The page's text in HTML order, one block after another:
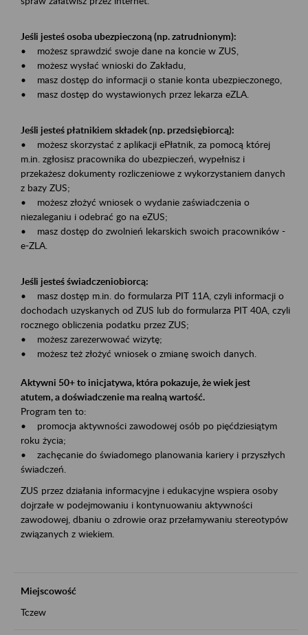
Jeśli jesteś osoba ubezpieczoną (np. zatrudnionym):
• możesz sprawdzić swoje dane na koncie w ZUS,
• możesz wysłać wnioski do Zakładu,
• masz dostęp do informacji o stanie konta ubezpieczonego,
• masz dostęp do wystawionych przez lekarza eZLA.
Jeśli jesteś płatnikiem składek (np. przedsiębiorcą):
• możesz skorzystać z aplikacji ePłatnik, za pomocą której
m.in. zgłosisz pracownika do ubezpieczeń, wypełnisz i
przekażesz dokumenty rozliczeniowe z wykorzystaniem danych
z bazy ZUS;
• możesz złożyć wniosek o wydanie zaświadczenia o
niezaleganiu i odebrać go na eZUS;
• masz dostęp do zwolnień lekarskich swoich pracowników -
e-ZLA.
Jeśli jesteś świadczeniobiorcą:
• masz dostęp m.in. do formularza PIT 11A, czyli informacji o
dochodach uzyskanych od ZUS lub do formularza PIT 40A, czyli
rocznego obliczenia podatku przez ZUS;
• możesz zarezerwować wizytę;
• możesz też złożyć wniosek o zmianę swoich danych.
Aktywni 50+ to inicjatywa, która pokazuje, że wiek jest
atutem, a doświadczenie ma realną wartość.
Program ten to:
• promocja aktywności zawodowej osób po pięćdziesiątym
roku życia;
• zachęcanie do świadomego planowania kariery i przyszłych
świadczeń.
ZUS przez działania informacyjne i edukacyjne wspiera osoby
dojrzałe w podejmowaniu i kontynuowaniu aktywności
zawodowej, dbaniu o zdrowie oraz przełamywaniu stereotypów
związanych z wiekiem.
Miejscowość
Tczew